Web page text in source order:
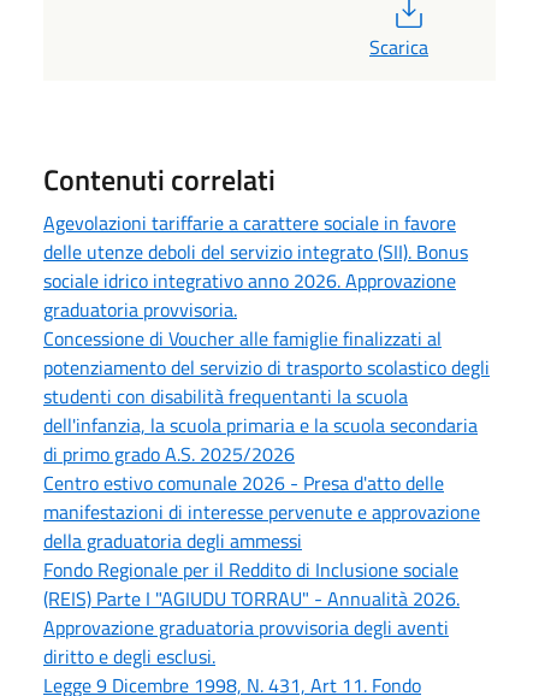
Scarica
Contenuti correlati
Agevolazioni tariffarie a carattere sociale in favore
delle utenze deboli del servizio integrato (SII). Bonus
sociale idrico integrativo anno 2026. Approvazione
graduatoria provvisoria.
Concessione di Voucher alle famiglie finalizzati al
potenziamento del servizio di trasporto scolastico degli
studenti con disabilità frequentanti la scuola
dell'infanzia, la scuola primaria e la scuola secondaria
di primo grado A.S. 2025/2026
Centro estivo comunale 2026 - Presa d'atto delle
manifestazioni di interesse pervenute e approvazione
della graduatoria degli ammessi
Fondo Regionale per il Reddito di Inclusione sociale
(REIS) Parte I "AGIUDU TORRAU" - Annualità 2026.
Approvazione graduatoria provvisoria degli aventi
diritto e degli esclusi.
Legge 9 Dicembre 1998, N. 431, Art 11. Fondo